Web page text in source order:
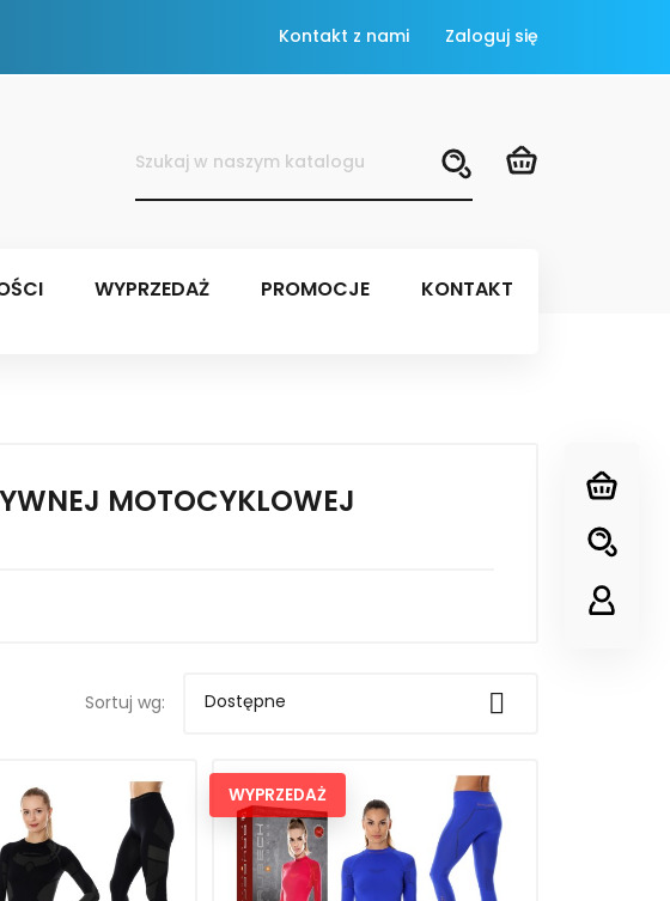
Kontakt z nami Zaloguj się
WYPRZEDAŻ PROMOCJE KONTAKT
MOTOCYKLOWEJ
Sortuj wg: Dostępne 
WYPRZEDAŻ